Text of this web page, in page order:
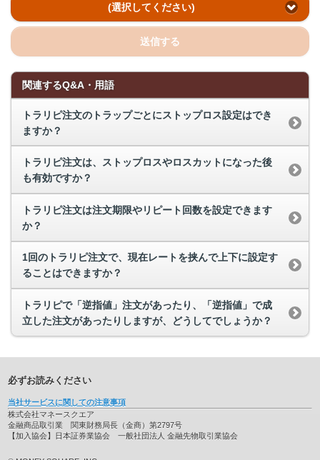
(選択してください)
送信する
関連するQ&A・用語
トラリピ注文のトラップごとにストップロス設定はでき
ますか？
トラリピ注文は、ストップロスやロスカットになった後
も有効ですか？
トラリピ注文は注文期限やリピート回数を設定できます
か？
1回のトラリピ注文で、現在レートを挟んで上下に設定す
ることはできますか？
トラリピで「逆指値」注文があったり、「逆指値」で成
立した注文があったりしますが、どうしてでしょうか？
必ずお読みください
当社サービスに関しての注意事項
株式会社マネースクエア
金融商品取引業 関東財務局長（金商）第2797号
【加入協会】日本証券業協会 一般社団法人 金融先物取引業協会